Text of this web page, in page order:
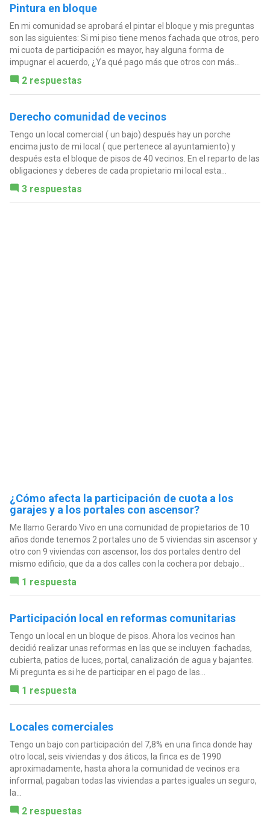
Pintura en bloque
En mi comunidad se aprobará el pintar el bloque y mis preguntas
son las siguientes: Si mi piso tiene menos fachada que otros, pero
mi cuota de participación es mayor, hay alguna forma de
impugnar el acuerdo, ¿Ya qué pago más que otros con más...
2 respuestas
Derecho comunidad de vecinos
Tengo un local comercial ( un bajo) después hay un porche
encima justo de mi local ( que pertenece al ayuntamiento) y
después esta el bloque de pisos de 40 vecinos. En el reparto de las
obligaciones y deberes de cada propietario mi local esta...
3 respuestas
¿Cómo afecta la participación de cuota a los
garajes y a los portales con ascensor?
Me llamo Gerardo Vivo en una comunidad de propietarios de 10
años donde tenemos 2 portales uno de 5 viviendas sin ascensor y
otro con 9 viviendas con ascensor, los dos portales dentro del
mismo edificio, que da a dos calles con la cochera por debajo...
1 respuesta
Participación local en reformas comunitarias
Tengo un local en un bloque de pisos. Ahora los vecinos han
decidió realizar unas reformas en las que se incluyen :fachadas,
cubierta, patios de luces, portal, canalización de agua y bajantes.
Mi pregunta es si he de participar en el pago de las...
1 respuesta
Locales comerciales
Tengo un bajo con participación del 7,8% en una finca donde hay
otro local, seis viviendas y dos áticos, la finca es de 1990
aproximadamente, hasta ahora la comunidad de vecinos era
informal, pagaban todas las viviendas a partes iguales un seguro,
la...
2 respuestas